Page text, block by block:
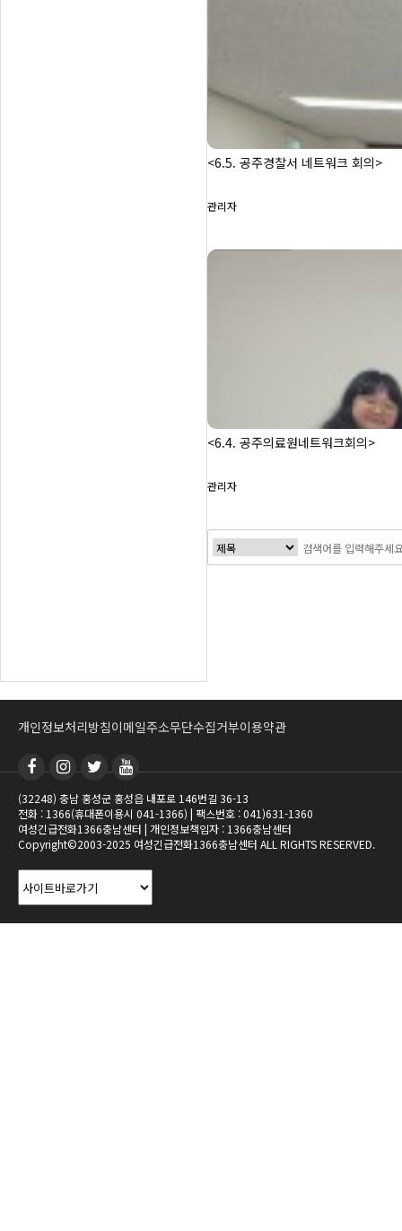
<6.5. 공주경찰서 네트워크 회의>
관리자
<6.4. 공주의료원네트워크회의>
관리자
개인정보처리방침이메일주소무단수집거부이용약관
(32248) 충남 홍성군 홍성읍 내포로 146번길 36-13
전화 : 1366(휴대폰이용시 041-1366) | 팩스번호 : 041)631-1360
여성긴급전화1366충남센터 | 개인정보책임자 : 1366충남센터
Copyright©2003-2025 여성긴급전화1366충남센터 ALL RIGHTS RESERVED.